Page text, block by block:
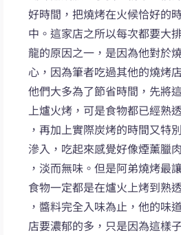
好時間，把燒烤在火候恰好的
中。這家店之所以每次都要大
龍的原因之一，是因為他對於
心，因為筆者吃過其他的燒烤
他們大多為了節省時間，先將
上爐火烤，可是食物都已經熟透
，再加上實際炭烤的時間又特
滲入，吃起來感覺好像煙薰臘肉
，淡而無味。但是阿弟燒烤最
食物一定都是在爐火上烤到熟透
，醬料完全入味為止，他的味
店要濃郁的多，只是因為這樣